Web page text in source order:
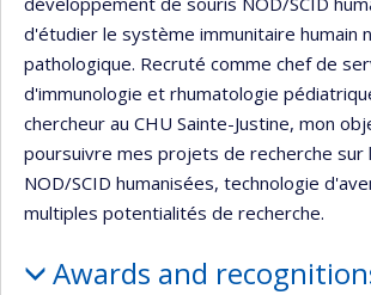
d'étudier le système immunitaire humain
pathologique. Recruté comme chef de
d'immunologie et rhumatologie
chercheur au CHU Sainte-Justine, mon
poursuivre mes projets de recherche sur
NOD/SCID humanisées, technologie
multiples potentialités de recherche.
Awards and